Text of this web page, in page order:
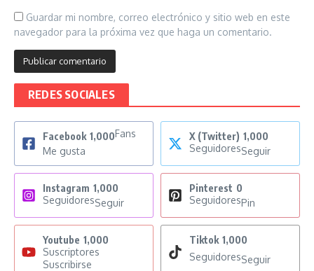
Guardar mi nombre, correo electrónico y sitio web en este
navegador para la próxima vez que haga un comentario.
REDES SOCIALES
Facebook 1,000Fans
Me gusta
X (Twitter) 1,000
SeguidoresSeguir
Instagram 1,000
SeguidoresSeguir
Pinterest 0
SeguidoresPin
Youtube 1,000
Suscriptores
Suscribirse
Tiktok 1,000
SeguidoresSeguir